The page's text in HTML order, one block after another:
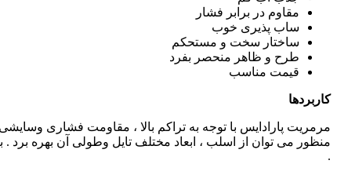
مقاوم در برابر فشار
ساب پذیری خوب
ساختار سخت و مستحکم
طرح و ظاهر منحصر بفرد
قیمت مناسب
کاربردها
مرمریت پارادایس با توجه به تراکم بالا ، مقاومت فشاری
منظور می توان از اسلب ، ابعاد مختلف تایل وطولی آن بهره
.